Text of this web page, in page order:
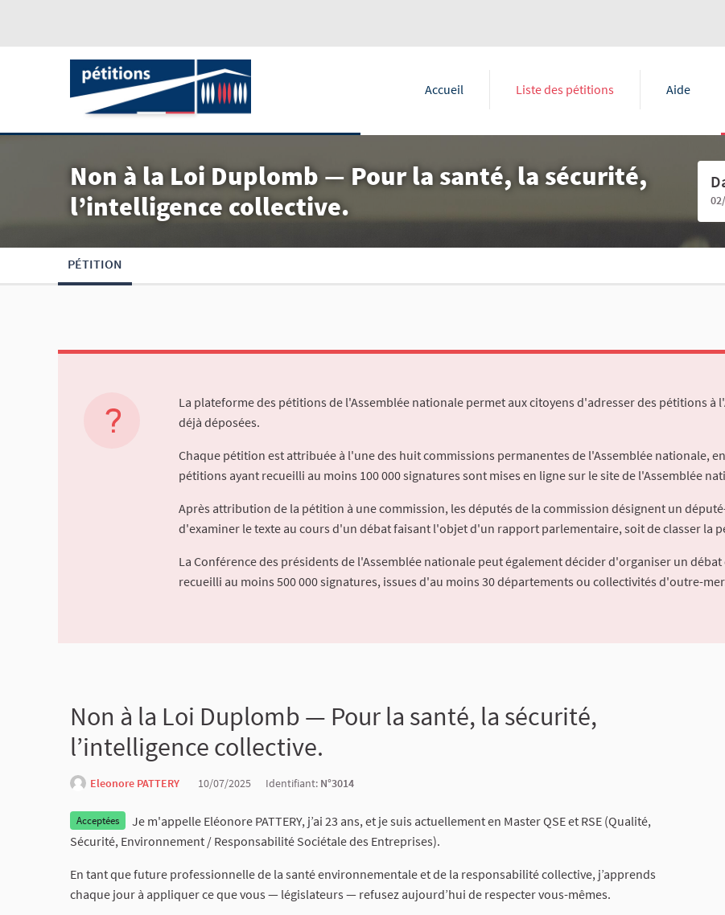
Accueil Liste des pétitions Aide
Non à la Loi Duplomb — Pour la santé, la sécurité,
l’intelligence collective.
PÉTITION
La plateforme des pétitions de l'Assemblée nationale permet aux citoyens d'adresser des pétitions à
déjà déposées.
Chaque pétition est attribuée à l'une des huit commissions permanentes de l'Assemblée nationale,
pétitions ayant recueilli au moins 100 000 signatures sont mises en ligne sur le site de l'Assemblée
Après attribution de la pétition à une commission, les députés de la commission désignent un
d'examiner le texte au cours d'un débat faisant l'objet d'un rapport parlementaire, soit de classer la
La Conférence des présidents de l'Assemblée nationale peut également décider d'organiser un
recueilli au moins 500 000 signatures, issues d'au moins 30 départements ou collectivités d'outre-
Non à la Loi Duplomb — Pour la santé, la sécurité,
l’intelligence collective.
Eleonore PATTERY 10/07/2025 Identifiant: N°3014
Acceptées
Je m'appelle Eléonore PATTERY, j’ai 23 ans, et je suis actuellement en Master QSE et RSE (Qualité,
Sécurité, Environnement / Responsabilité Sociétale des Entreprises).
En tant que future professionnelle de la santé environnementale et de la responsabilité collective, j’apprends
chaque jour à appliquer ce que vous — législateurs — refusez aujourd’hui de respecter vous-mêmes.